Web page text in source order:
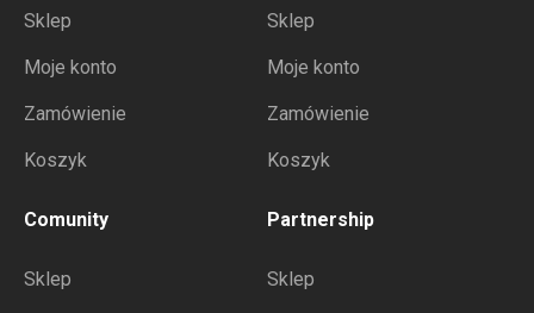
Sklep
Moje konto
Zamówienie
Koszyk
Sklep
Moje konto
Zamówienie
Koszyk
Comunity
Sklep
Partnership
Sklep